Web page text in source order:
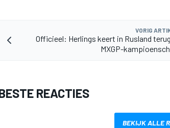
MEER RACEKLASSEN
VORIG
Officieel: Herlings keert in Rusland
MXGP-
REACTIES
BEKIJK ALLE